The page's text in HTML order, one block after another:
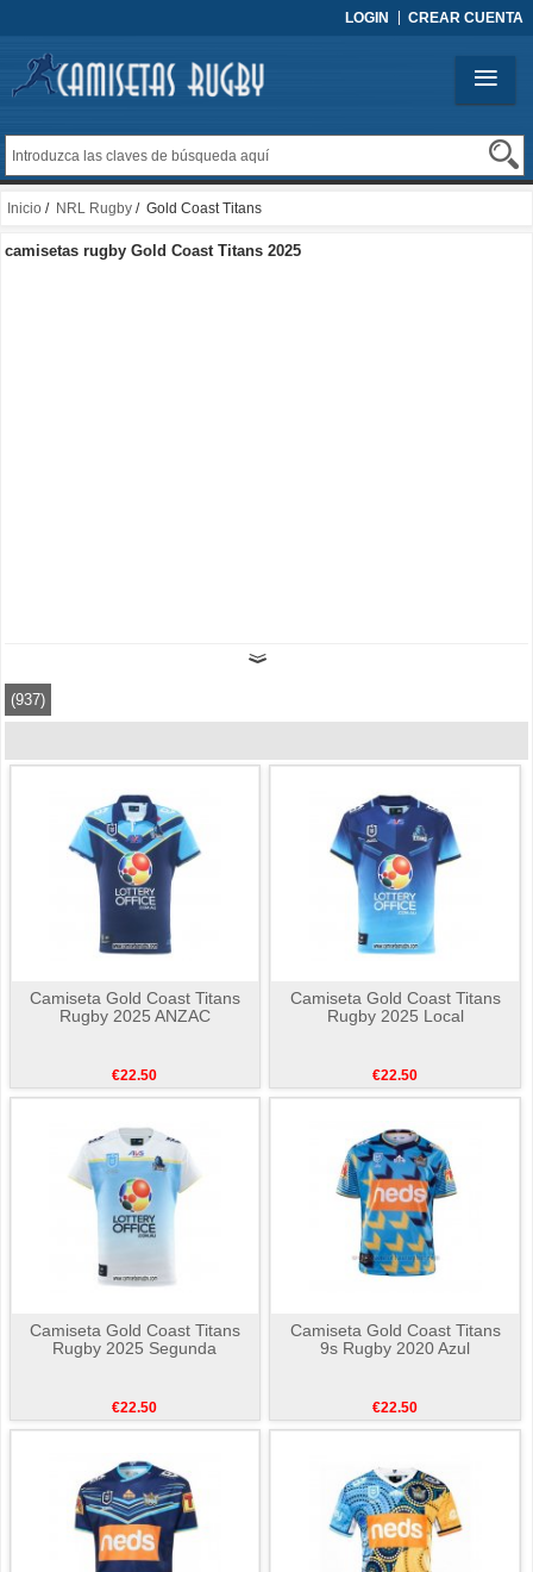
LOGIN CREAR CUENTA
Inicio / NRL Rugby / Gold Coast Titans
camisetas rugby Gold Coast Titans 2025
(937)
Camiseta Gold Coast Titans
Rugby 2025 ANZAC
€22.50
Camiseta Gold Coast Titans
Rugby 2025 Local
€22.50
Camiseta Gold Coast Titans
Rugby 2025 Segunda
€22.50
Camiseta Gold Coast Titans
9s Rugby 2020 Azul
€22.50